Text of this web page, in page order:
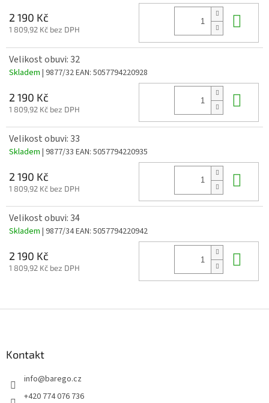
2 190 Kč
1 809,92 Kč bez DPH
Velikost obuvi: 32
Skladem | 9877/32EAN: 5057794220928
2 190 Kč
1 809,92 Kč bez DPH
Velikost obuvi: 33
Skladem | 9877/33 EAN: 5057794220935
2 190 Kč
1 809,92 Kč bez DPH
Velikost obuvi: 34
Skladem | 9877/34EAN: 5057794220942
2 190 Kč
1 809,92 Kč bez DPH
Kontakt
info@barego.cz
+420 774 076 736